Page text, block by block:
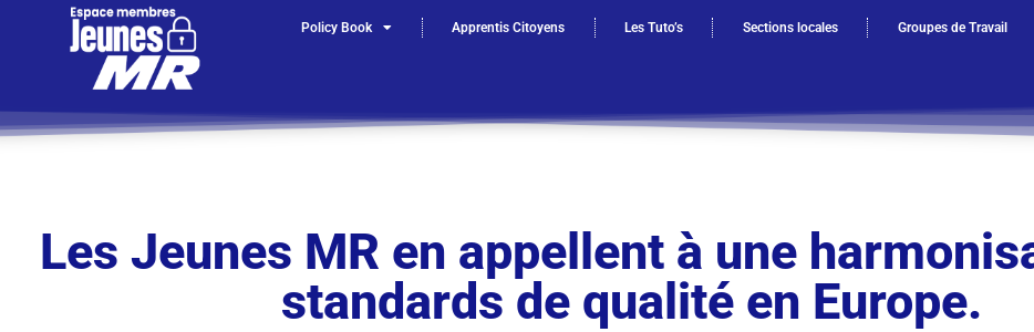
Policy Book Apprentis Citoyens Les Tuto’s Sections locales Groupes de Travail
Les Jeunes MR en appellent à une
standards de qualité en Europe.